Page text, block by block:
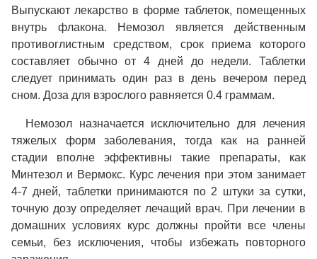
Выпускают лекарство в форме таблеток, помещенных
внутрь флакона. Немозол является действенным
противоглистным средством, срок приема которого
составляет обычно от 4 дней до недели. Таблетки
следует принимать один раз в день вечером перед
сном. Доза для взрослого равняется 0.4 граммам.
Немозол назначается исключительно для лечения
тяжелых форм заболевания, тогда как на ранней
стадии вполне эффективны такие препараты, как
Минтезол и Вермокс. Курс лечения при этом занимает
4-7 дней, таблетки принимаются по 2 штуки за сутки,
точную дозу определяет лечащий врач. При лечении в
домашних условиях курс должны пройти все члены
семьи, без исключения, чтобы избежать повторного